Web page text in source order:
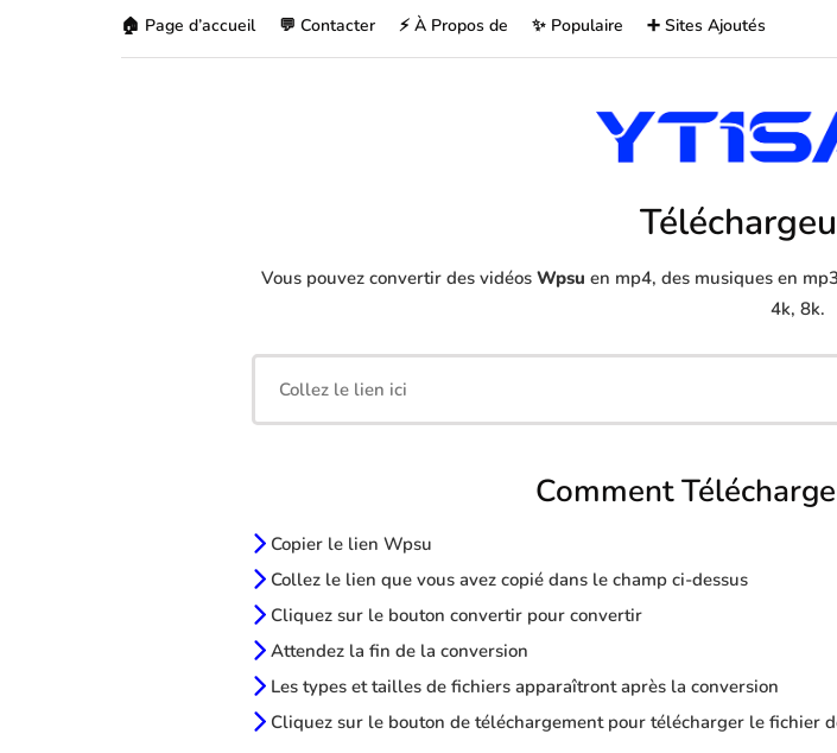
🏠 Page d’accueil 💬 Contacter ⚡ À Propos de ✨ Populaire ➕ Sites Ajoutés
Vous pouvez convertir des vidéos Wpsu en mp4, des musiques en
4k, 8k.
Comment
Copier le lien Wpsu
Collez le lien que vous avez copié dans le champ ci-dessus
Cliquez sur le bouton convertir pour convertir
Attendez la fin de la conversion
Les types et tailles de fichiers apparaîtront après la conversion
Cliquez sur le bouton de téléchargement pour télécharger le fichier